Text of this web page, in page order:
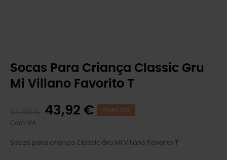
Socas Para Criança Classic Gru
Mi Villano Favorito T
43,92 € POUPE 20%
Com IVA
Socas para criança Classic Gru Mi Villano Favorito T